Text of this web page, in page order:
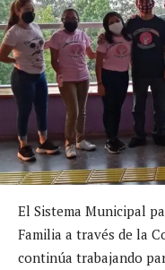
El Sistema Municipal
Familia a través de la
continúa trabajando